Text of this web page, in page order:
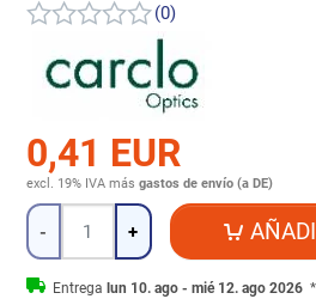
(0)
0,41 EUR
excl. 19% IVA más gastos de envío (a DE)
Cantidad
- +
Entrega lun 10. ago - mié 12. ago 2026